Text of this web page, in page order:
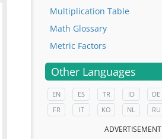
Multiplication Table
Math Glossary
Metric Factors
Other Languages
EN ES TR ID DE
FR
IT KO NL RU
ADVERTISEMENT